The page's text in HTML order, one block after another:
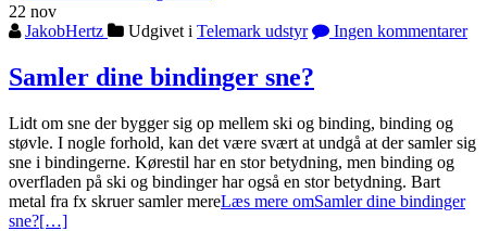
22 nov
JakobHertz
Udgivet i Telemark udstyr Ingen kommentarer
Samler dine bindinger sne?
Lidt om sne der bygger sig op mellem ski og binding, binding og
støvle. I nogle forhold, kan det være svært at undgå at der samler sig
sne i bindingerne. Kørestil har en stor betydning, men binding og
overfladen på ski og bindinger har også en stor betydning. Bart
metal fra fx skruer samler mereLæs mere omSamler dine bindinger
sne?[…]